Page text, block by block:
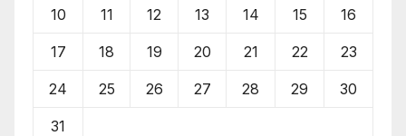
10 11 12 13 14 15 16
17 18 19 20 21 22 23
24 25 26 27 28 29 30
31